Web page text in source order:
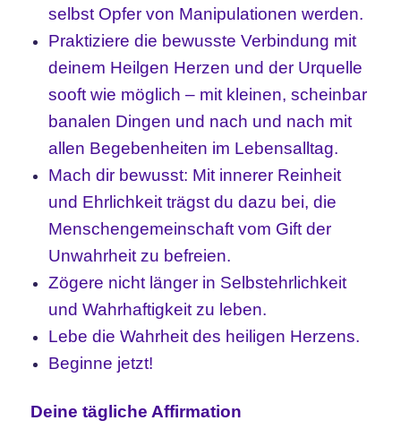
selbst Opfer von Manipulationen werden.
Praktiziere die bewusste Verbindung mit
deinem Heilgen Herzen und der Urquelle
sooft wie möglich – mit kleinen, scheinbar
banalen Dingen und nach und nach mit
allen Begebenheiten im Lebensalltag.
Mach dir bewusst: Mit innerer Reinheit
und Ehrlichkeit trägst du dazu bei, die
Menschengemeinschaft vom Gift der
Unwahrheit zu befreien.
Zögere nicht länger in Selbstehrlichkeit
und Wahrhaftigkeit zu leben.
Lebe die Wahrheit des heiligen Herzens.
Beginne jetzt!
Deine tägliche Affirmation